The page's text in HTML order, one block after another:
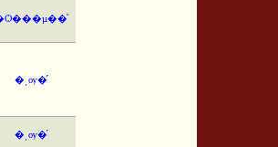
�ͺѹ�֡
�ͺѹ�֡